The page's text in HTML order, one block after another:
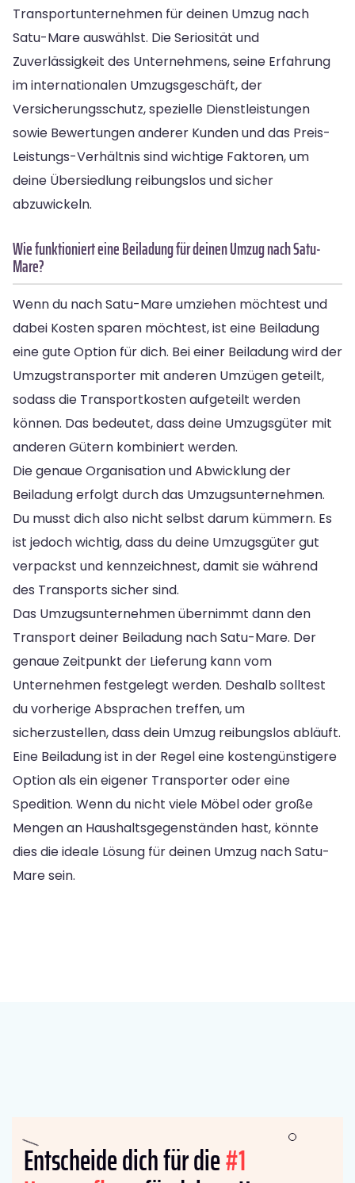
Transportunternehmen für deinen Umzug nach
Satu-Mare auswählst. Die Seriosität und
Zuverlässigkeit des Unternehmens, seine Erfahrung
im internationalen Umzugsgeschäft, der
Versicherungsschutz, spezielle Dienstleistungen
sowie Bewertungen anderer Kunden und das Preis-
Leistungs-Verhältnis sind wichtige Faktoren, um
deine Übersiedlung reibungslos und sicher
abzuwickeln.
Wie funktioniert eine Beiladung für deinen Umzug nach Satu-
Mare?
Wenn du nach Satu-Mare umziehen möchtest und
dabei Kosten sparen möchtest, ist eine Beiladung
eine gute Option für dich. Bei einer Beiladung wird der
Umzugstransporter mit anderen Umzügen geteilt,
sodass die Transportkosten aufgeteilt werden
können. Das bedeutet, dass deine Umzugsgüter mit
anderen Gütern kombiniert werden.
Die genaue Organisation und Abwicklung der
Beiladung erfolgt durch das Umzugsunternehmen.
Du musst dich also nicht selbst darum kümmern. Es
ist jedoch wichtig, dass du deine Umzugsgüter gut
verpackst und kennzeichnest, damit sie während
des Transports sicher sind.
Das Umzugsunternehmen übernimmt dann den
Transport deiner Beiladung nach Satu-Mare. Der
genaue Zeitpunkt der Lieferung kann vom
Unternehmen festgelegt werden. Deshalb solltest
du vorherige Absprachen treffen, um
sicherzustellen, dass dein Umzug reibungslos abläuft.
Eine Beiladung ist in der Regel eine kostengünstigere
Option als ein eigener Transporter oder eine
Spedition. Wenn du nicht viele Möbel oder große
Mengen an Haushaltsgegenständen hast, könnte
dies die ideale Lösung für deinen Umzug nach Satu-
Mare sein.
Entscheide dich für die#1